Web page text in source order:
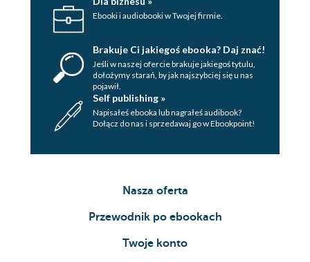
Ebooki i audiobooki w Twojej firmie.
Brakuje Ci jakiegoś ebooka? Daj znać!
Jeśli w naszej ofercie brakuje jakiegoś tytulu,
dołożymy starań, by jak najszybciej się u nas
pojawił.
Self publishing »
Napisałeś ebooka lub nagrałeś audibook?
Dołącz do nas i sprzedawaj go w Ebookpoint!
Nasza oferta
Przewodnik po ebookach
Twoje konto